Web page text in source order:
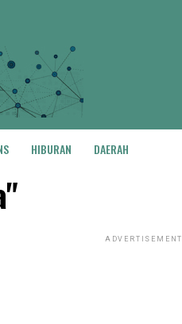
HIBURAN DAERAH
ADVERTISEMENT